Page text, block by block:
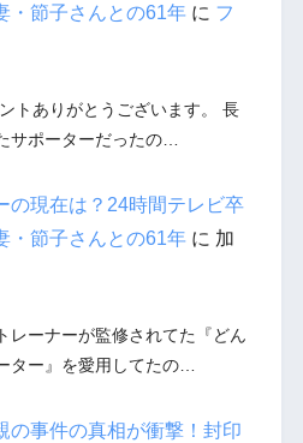
・節子さんとの61年に フ
トありがとうございます。 長
サポーターだったの…
の現在は？24時間テレビ卒
・節子さんとの61年に 加
レーナーが監修されてた『どん
ター』を愛用してたの…
の事件の真相が衝撃！封印